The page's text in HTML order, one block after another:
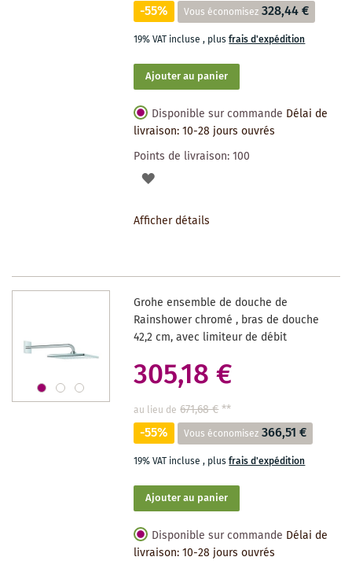
-55% Vous économisez 328,44 €
19% VAT incluse, plusfrais d'expédition
Ajouter au panier
Disponible sur commande Délai de
livraison: 10-28 jours ouvrés
Points de livraison:100
AJOUTER
SOUHAITS
Afficher détails
Grohe ensemble de douche de
Rainshower chromé , bras de douche
42,2 cm, avec limiteur de débit
305,18 €
au lieu de 671,68 €**
-55% Vous économisez 366,51 €
19% VAT incluse, plusfrais d'expédition
Ajouter au panier
Disponible sur commande Délai de
livraison: 10-28 jours ouvrés